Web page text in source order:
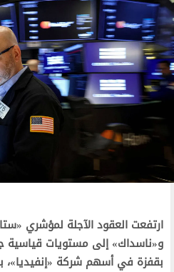
و«ناسداك» إلى مستويات
بقفزة في أسهم شركة «إنفيديا»،